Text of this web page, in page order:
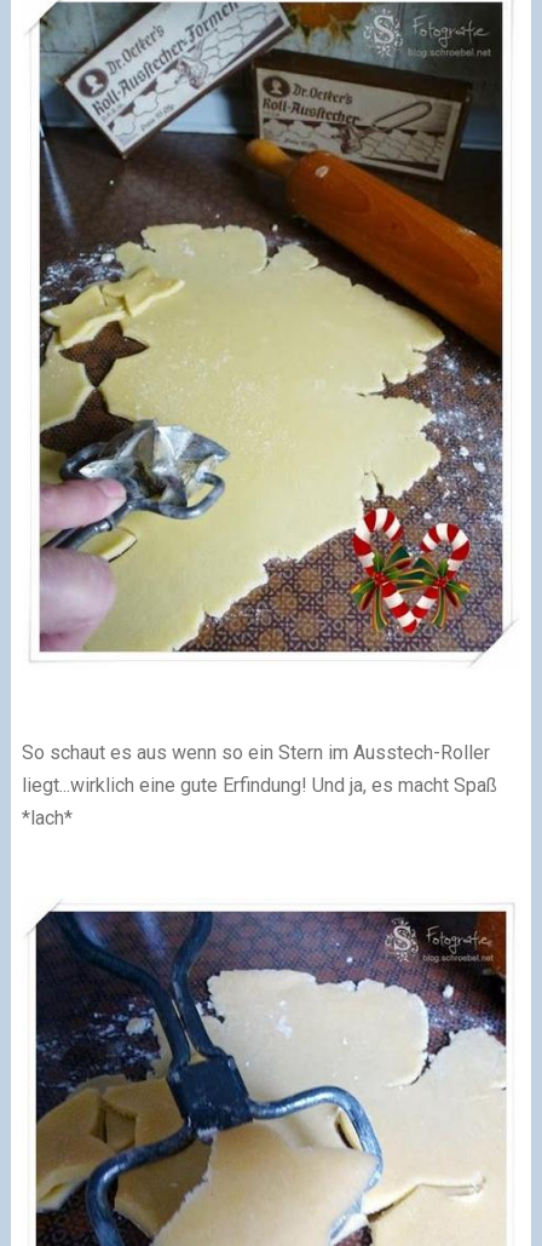
So schaut es aus wenn so ein Stern im Ausstech-Roller
liegt...wirklich eine gute Erfindung! Und ja, es macht Spaß
*lach*